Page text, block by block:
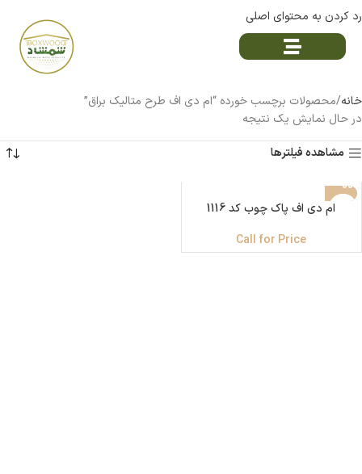
رد کردن به محتوای اصلی
خانه محصولات برچسب خورده “ام دی اف طرح متالیک براق”
در حال نمایش یک نتیجه
مشاهده فیلترها
ام دی اف پاک چوب کد 1116
Call for Price